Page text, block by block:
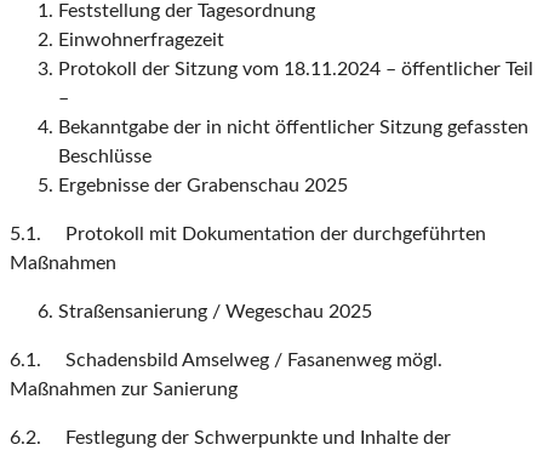
Feststellung der Tagesordnung
Einwohnerfragezeit
Protokoll der Sitzung vom 18.11.2024 – öffentlicher Teil
–
Bekanntgabe der in nicht öffentlicher Sitzung gefassten
Beschlüsse
Ergebnisse der Grabenschau 2025
5.1. Protokoll mit Dokumentation der durchgeführten
Maßnahmen
Straßensanierung / Wegeschau 2025
6.1. Schadensbild Amselweg / Fasanenweg mögl.
Maßnahmen zur Sanierung
6.2. Festlegung der Schwerpunkte und Inhalte der